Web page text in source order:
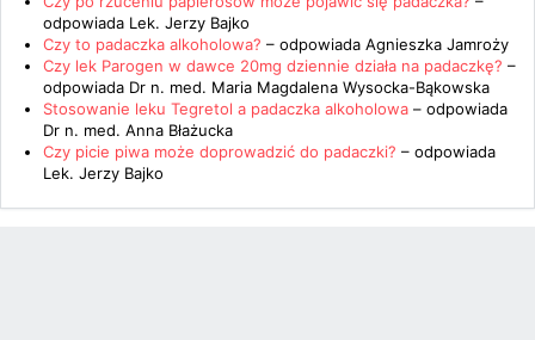
odpowiada Lek. Jerzy Bajko
Czy to padaczka alkoholowa? – odpowiada Agnieszka Jamroży
Czy lek Parogen w dawce 20mg dziennie działa na padaczkę? –
odpowiada Dr n. med. Maria Magdalena Wysocka-Bąkowska
Stosowanie leku Tegretol a padaczka alkoholowa – odpowiada
Dr n. med. Anna Błażucka
Czy picie piwa może doprowadzić do padaczki? – odpowiada
Lek. Jerzy Bajko